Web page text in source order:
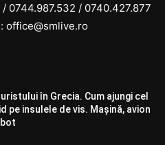
/ 0744.987.532 / 0740.427.877
office@smlive.ro
în Grecia. Cum ajungi cel
pe insulele de vis. Mașină, avion